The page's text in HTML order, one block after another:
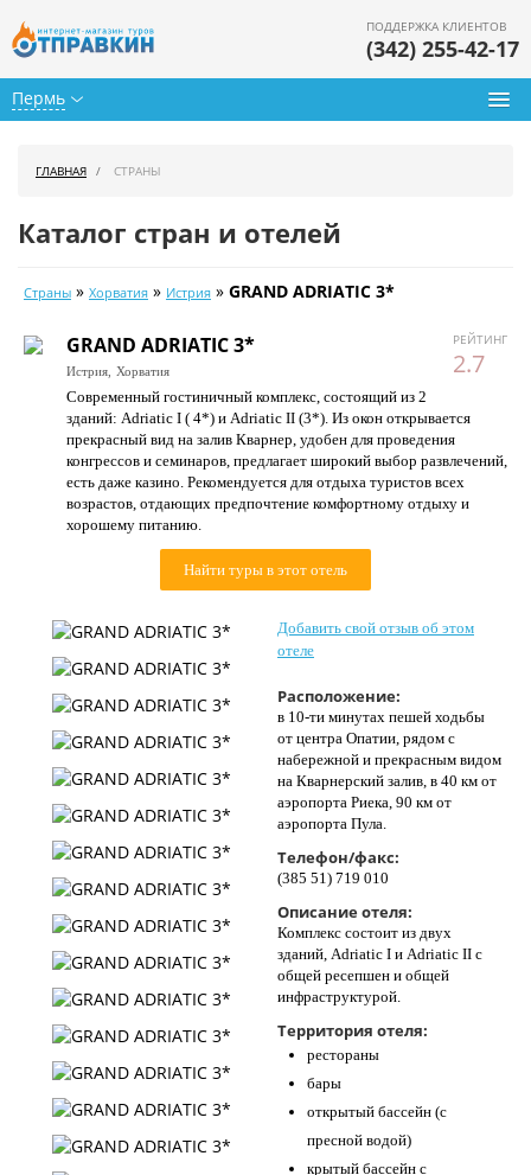
Пермь
ПОДДЕРЖКА КЛИЕНТОВ
(342) 255-42-17
Календарь туров
Цены дня
Страны
Как купить
О нас
ГЛАВНАЯ СТРАНЫ
Каталог стран и отелей
Страны » Хорватия » Истрия » GRAND ADRIATIC 3*
РЕЙТИНГ
2.7
GRAND ADRIATIC 3*
Истрия, Хорватия
Современный гостиничный комплекс, состоящий из 2
зданий: Adriatic I ( 4*) и Adriatic II (3*). Из окон открывается
прекрасный вид на залив Кварнер, удобен для проведения
конгрессов и семинаров, предлагает широкий выбор развлечений,
есть даже казино. Рекомендуется для отдыха туристов всех
возрастов, отдающих предпочтение комфортному отдыху и
хорошему питанию.
Найти туры в этот отель
Добавить свой отзыв об этом
отеле
Расположение:
в 10-ти минутах пешей ходьбы
от центра Опатии, рядом с
набережной и прекрасным видом
на Кварнерский залив, в 40 км от
аэропорта Риека, 90 км от
аэропорта Пула.
Телефон/факс:
(385 51) 719 010
Описание отеля:
Комплекс состоит из двух
зданий, Adriatic I и Adriatic II с
общей ресепшен и общей
инфраструктурой.
Территория отеля:
рестораны
бары
открытый бассейн (с
пресной водой)
крытый бассейн с